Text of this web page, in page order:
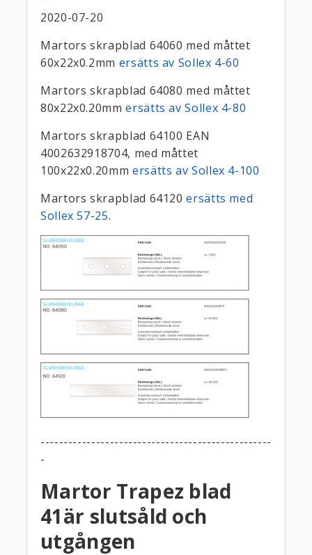
2020-07-20
Martors skrapblad 64060 med måttet
60x22x0.2mm ersätts av Sollex 4-60
Martors skrapblad 64080 med måttet
80x22x0.20mmersätts av Sollex 4-80
Martors skrapblad 64100 EAN
4002632918704, med måttet
100x22x0.20mm ersätts av Sollex 4-100
Martors skrapblad 64120ersätts med
Sollex 57-25.
--------------------------------------------------
-
Martor Trapez blad
41är slutsåld och
utgången